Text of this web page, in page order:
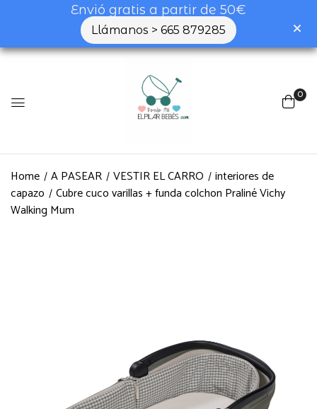
Envió gratis a partir de 50€
Llámanos > 665 879285
0
Home A PASEAR VESTIR EL CARRO
interiores de
capazo
Cubre cuco varillas + funda colchon Praliné Vichy
Walking Mum